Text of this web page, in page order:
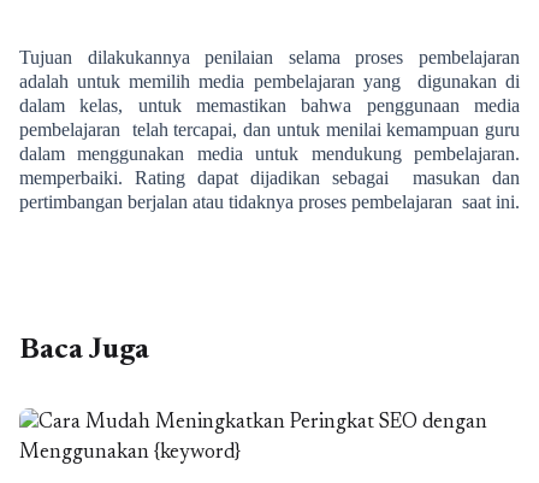
Tujuan dilakukannya penilaian selama proses pembelajaran
adalah untuk memilih media pembelajaran yang digunakan di
dalam kelas, untuk memastikan bahwa penggunaan media
pembelajaran telah tercapai, dan untuk menilai kemampuan guru
dalam menggunakan media untuk mendukung pembelajaran.
memperbaiki. Rating dapat dijadikan sebagai masukan dan
pertimbangan berjalan atau tidaknya proses pembelajaran saat ini.
Baca Juga